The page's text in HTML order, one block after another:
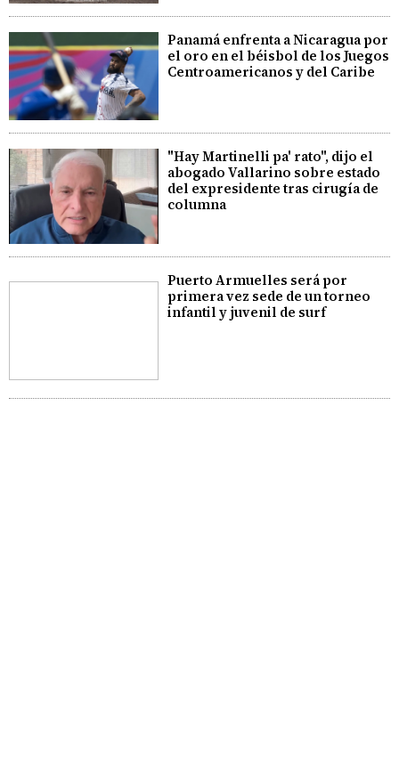
Panamá enfrenta a Nicaragua por
el oro en el béisbol de los Juegos
Centroamericanos y del Caribe
"Hay Martinelli pa' rato", dijo el
abogado Vallarino sobre estado
del expresidente tras cirugía de
columna
Puerto Armuelles será por
primera vez sede de un torneo
infantil y juvenil de surf